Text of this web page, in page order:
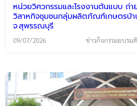
หน่วยวิศวกรรมและโรงงานต้นแบบ ถ่
วิสาหกิจชุมชนกลุ่มผลิตภัณฑ์เกษตรบ้
จ.สุพรรณบุรี
09/07/2026 ข่าวกิจกรรมอบรม